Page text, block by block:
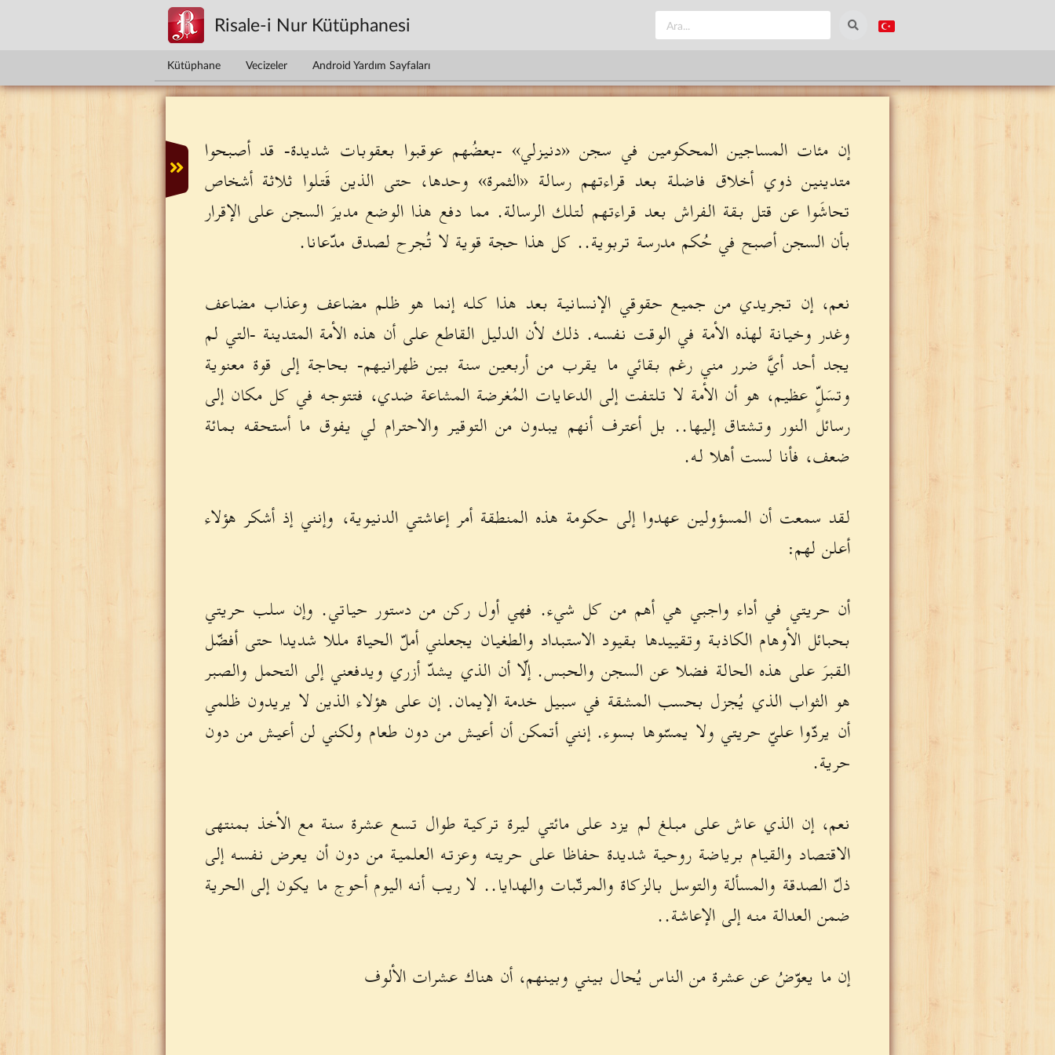
Risale-i Nur Kütüphanesi
Kütüphane Vecizeler Android Yardım Sayfaları
إن مئات المساجين المحكومين في سجن «دنيزلي» -بعضُهم عوقبوا بعقوبات شديدة- قد أصبحوا
متدينين ذوي أخلاق فاضلة بعد قراءتهم رسالة «الثمرة» وحدها، حتى الذين قَتلوا ثلاثة أشخاص
تحاشَوا عن قتل بقة الفراش بعد قراءتهم لتلك الرسالة. مما دفع هذا الوضع مديرَ السجن على الإقرار
بأن السجن أصبح في حُكم مدرسة تربوية.. كل هذا حجة قوية لا تُجرح لصدق مدّعانا.
نعم، إن تجريدي من جميع حقوقي الإنسانية بعد هذا كله إنما هو ظلم مضاعف وعذاب مضاعف
وغدر وخيانة لهذه الأمة في الوقت نفسه. ذلك لأن الدليل القاطع على أن هذه الأمة المتدينة -التي لم
يجد أحد أيَّ ضرر مني رغم بقائي ما يقرب من أربعين سنة بين ظهرانيهم- بحاجة إلى قوة معنوية
وتسَلٍّ عظيم، هو أن الأمة لا تلتفت إلى الدعايات المُغرضة المشاعة ضدي، فتتوجه في كل مكان إلى
رسائل النور وتشتاق إليها.. بل أعترف أنهم يبدون من التوقير والاحترام لي يفوق ما أستحقه بمائة
ضعف، فأنا لست أهلا له.
لقد سمعت أن المسؤولين عهدوا إلى حكومة هذه المنطقة أمر إعاشتي الدنيوية، وإنني إذ أشكر هؤلاء
أعلن لهم:
أن حريتي في أداء واجبي هي أهم من كل شيء. فهي أول ركن من دستور حياتي. وإن سلب حريتي
بحبائل الأوهام الكاذبة وتقييدها بقيود الاستبداد والطغيان يجعلني أملّ الحياة مللا شديدا حتى أفضّل
القبرَ على هذه الحالة فضلا عن السجن والحبس. إلّا أن الذي يشدّ أزري ويدفعني إلى التحمل والصبر
هو الثواب الذي يُجزل بحسب المشقة في سبيل خدمة الإيمان. إن على هؤلاء الذين لا يريدون ظلمي
أن يردّوا عليّ حريتي ولا يمسّوها بسوء. إنني أتمكن أن أعيش من دون طعام ولكني لن أعيش من دون
حرية.
نعم، إن الذي عاش على مبلغ لم يزد على مائتي ليرة تركية طوال تسع عشرة سنة مع الأخذ بمنتهى
الاقتصاد والقيام برياضة روحية شديدة حفاظا على حريته وعزته العلمية من دون أن يعرض نفسه إلى
ذلّ الصدقة والمسألة والتوسل بالزكاة والمرتّبات والهدايا.. لا ريب أنه اليوم أحوج ما يكون إلى الحرية
ضمن العدالة منه إلى الإعاشة..
إن ما يعوّضُ عن عشرة من الناس يُحال بيني وبينهم، أن هناك عشرات الألوف